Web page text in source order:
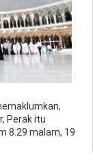
Perak itu
8.29 malam, 19